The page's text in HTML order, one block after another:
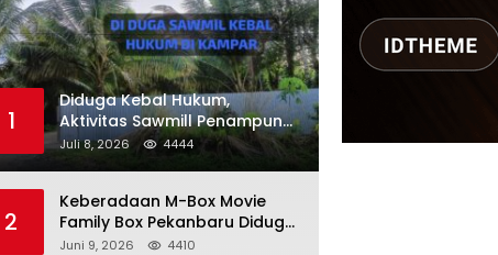
1
Diduga Kebal Hukum,
Aktivitas Sawmill Penampung
Kayu Ilegal di Kampar, Publik
Soroti Komitmen Penegakan
Juli 8, 2026 4444
2
Keberadaan M-Box Movie
Family Box Pekanbaru Diduga
Jadi Tempat Maksiat, Warga
Juni 9, 2026 4410